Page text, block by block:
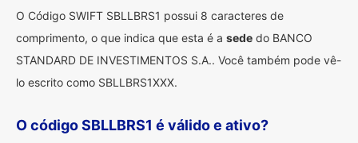
O Código SWIFT SBLLBRS1 possui 8 caracteres de
comprimento, o que indica que esta é a sede do BANCO
STANDARD DE INVESTIMENTOS S.A.. Você também pode vê-
lo escrito como SBLLBRS1XXX.
O código SBLLBRS1 é válido e ativo?